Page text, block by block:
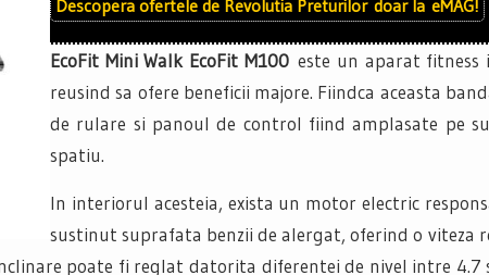
Descopera ofertele de Revolutia Preturilor doar la eMAG!
EcoFit Mini Walk EcoFit M100este un aparat fitness
reusind sa ofere beneficii majore. Fiindca aceasta
de rulare si panoul de control fiind amplasate pe
spatiu.
In interiorul acesteia, exista un motor electric
sustinut suprafata benzii de alergat, oferind o
poate fi reglat datorita diferentei de nivel intre